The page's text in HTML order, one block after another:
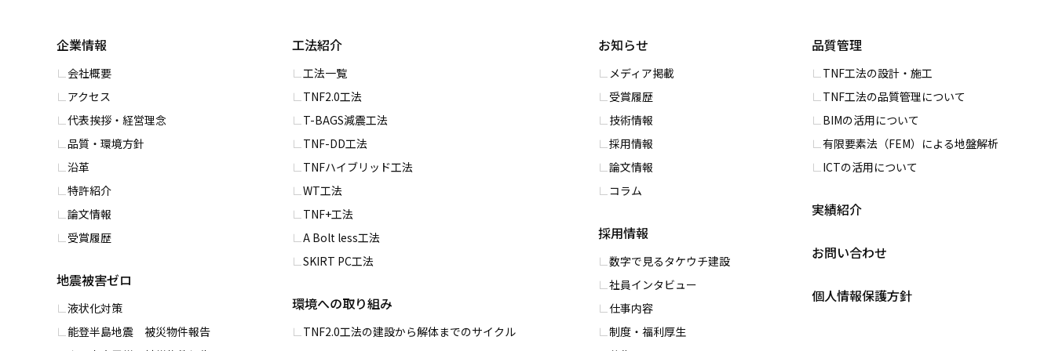
企業情報
会社概要
アクセス
代表挨拶・経営理念
品質・環境方針
沿革
特許紹介
論文情報
受賞履歴
地震被害ゼロ
液状化対策
能登半島地震 被災物件報告
工法紹介
⼯法一覧
TNF2.0⼯法
T-BAGS減震⼯法
TNF-DD⼯法
TNFハイブリッド⼯法
WT⼯法
TNF+⼯法
A Bolt less⼯法
SKIRT PC工法
環境への取り組み
TNF2.0工法の建設から解体までのサイクル
お知らせ
メディア掲載
受賞履歴
技術情報
採用情報
論文情報
コラム
採用情報
数字で⾒るタケウチ建設
社員インタビュー
仕事内容
制度・福利厚⽣
品質管理
TNF工法の設計・施工
TNF工法の品質管理について
BIMの活用について
有限要素法（FEM）による地盤解析
ICTの活用について
実績紹介
お問い合わせ
個人情報保護方針